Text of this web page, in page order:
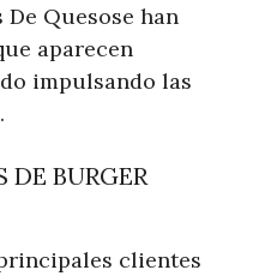
Quesose han
aparecen
impulsando las
DE BURGER
clientes